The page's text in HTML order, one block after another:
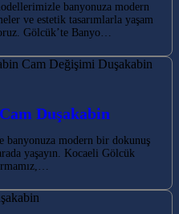
banyonuza modern
ve estetik tasarımlarla yaşam
Gölcük’te Banyo…
Duşakabin
banyonuza modern bir dokunuş
yaşayın. Kocaeli Gölcük